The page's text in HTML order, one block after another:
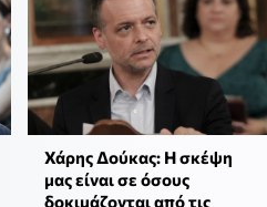
Χάρης Δούκας: Η σκέψη
μας είναι σε όσους
δοκιμάζονται από τις